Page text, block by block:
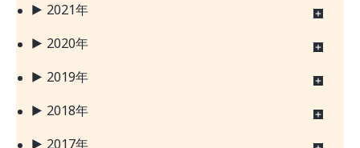
2021年
2020年
2019年
2018年
2017年